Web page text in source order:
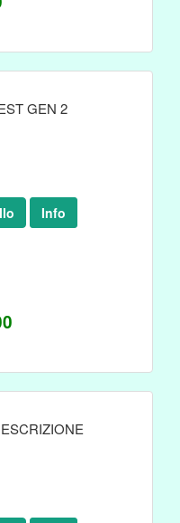
GEN 2
Info